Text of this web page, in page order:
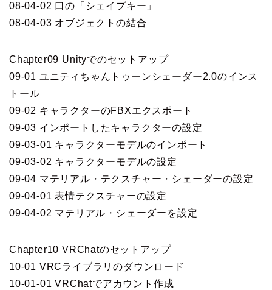
08-04-02 口の「シェイプキー」
08-04-03 オブジェクトの結合
Chapter09 Unityでのセットアップ
09-01 ユニティちゃんトゥーンシェーダー2.0のインス
トール
09-02 キャラクターのFBXエクスポート
09-03 インポートしたキャラクターの設定
09-03-01 キャラクターモデルのインポート
09-03-02 キャラクターモデルの設定
09-04 マテリアル・テクスチャー・シェーダーの設定
09-04-01 表情テクスチャーの設定
09-04-02 マテリアル・シェーダーを設定
Chapter10 VRChatのセットアップ
10-01 VRCライブラリのダウンロード
10-01-01 VRChatでアカウント作成